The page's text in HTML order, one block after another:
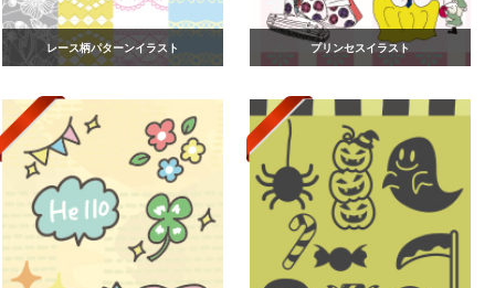
レース柄パターンイラスト プリンセスイラスト